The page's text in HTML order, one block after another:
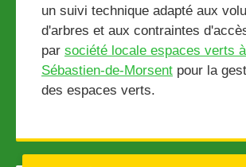
un suivi technique adapté aux
d'arbres et aux contraintes
par société locale espaces verts
Sébastien-de-Morsent pour la
des espaces verts.